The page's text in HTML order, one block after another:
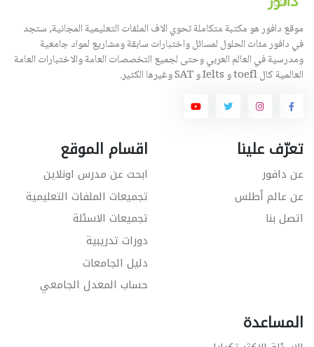
موقع دافور هو مكتبة متكاملة تحوي الاف الملفات التعليمية المجانية, ستجد
في دافور مئات الحلول لمسائل واختبارات سابقة ومشاريع لمواد جامعية
ومدرسية في العالم العربي وحتى لجميع التخصصات العامة والاختبارات العامة
العالمية كال toefl و Ielts و SAT وغيرها الكثير.
تعرّف علينا
عن دافور
عن عالم أطلس
اتصل بنا
اقسام الموقع
ابحث عن مدرس اونلاين
تجميعات الملفات التعليمية
تجميعات الاسئلة
دورات تدريبية
دليل الجامعات
حساب المعدل الجامعي
المساعدة